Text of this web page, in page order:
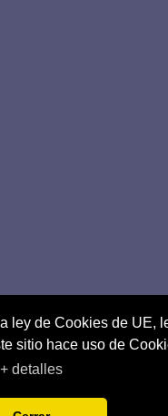
ley de Cookies de UE,
sitio hace uso de
+ detalles